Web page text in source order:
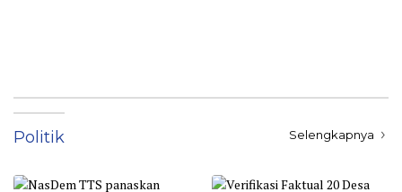
Politik Selengkapnya